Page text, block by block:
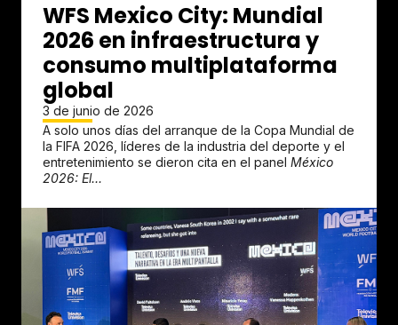
WFS Mexico City: Mundial
2026 en infraestructura y
consumo multiplataforma
global
3 de junio de 2026
A solo unos días del arranque de la Copa Mundial de
la FIFA 2026, líderes de la industria del deporte y el
entretenimiento se dieron cita en el panel México
2026: El...